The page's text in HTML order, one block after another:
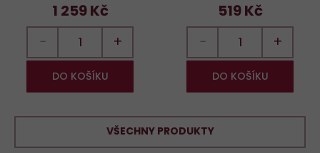
1 259 Kč
− +
DO KOŠÍKU
519 Kč
− +
DO KOŠÍKU
VŠECHNY PRODUKTY